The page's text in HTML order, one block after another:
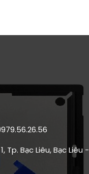
Tp. Bạc Liêu, Bạc Liêu -